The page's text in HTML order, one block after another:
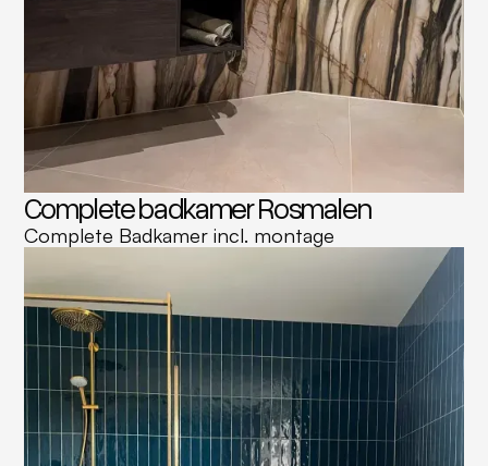
Complete badkamer Rosmalen
Complete Badkamer incl. montage